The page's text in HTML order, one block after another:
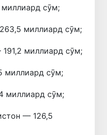
сӯм;
миллиард сӯм;
миллиард сӯм;
миллиард сӯм;
миллиард сӯм;
— 126,5